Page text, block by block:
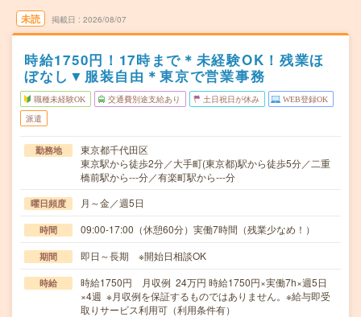
未読 掲載日 2026/08/07
時給1750円！17時まで＊未経験OK！残業ほ
ぼなし▼服装自由＊東京で営業事務
職種未経験OK 交通費別途支給あり 土日祝日が休み WEB登録OK
派遣
勤務地
東京都千代田区
東京駅から徒歩2分／大手町(東京都)駅から徒歩5分／二重
橋前駅から---分／有楽町駅から---分
曜日頻度 月～金／週5日
時間 09:00-17:00（休憩60分）実働7時間（残業少なめ！）
期間 即日～長期 ※開始日相談OK
時給
時給1750円 月収例 24万円 時給1750円×実働7h×週5日
×4週 ※月収例を保証するものではありません。※給与即受
取りサービス利用可（利用条件有）